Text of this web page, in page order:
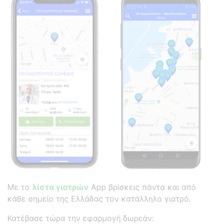
Με το λίστα γιατρών App βρίσκεις πάντα και από
κάθε σημείο της Ελλάδας τον κατάλληλο γιατρό.
Κατέβασε τώρα την εφαρμογή δωρεάν: